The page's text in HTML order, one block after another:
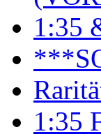
1:35
1:35